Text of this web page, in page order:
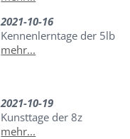
2021-10-16
Kennenlerntage der 5lb
mehr...
2021-10-19
Kunsttage der 8z
mehr...